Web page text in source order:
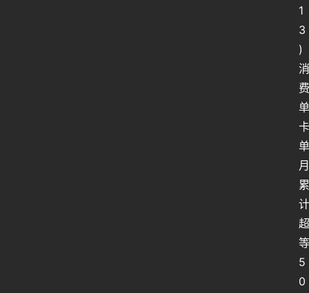
1
3
)
消
费
单
卡
单
月
累
计
超
等
5
0